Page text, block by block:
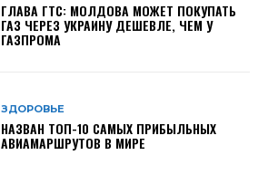
ГЛАВА ГТС: МОЛДОВА МОЖЕТ ПОКУПАТЬ
ГАЗ ЧЕРЕЗ УКРАИНУ ДЕШЕВЛЕ, ЧЕМ У
ГАЗПРОМА
ЗДОРОВЬЕ
НАЗВАН ТОП-10 САМЫХ ПРИБЫЛЬНЫХ
АВИАМАРШРУТОВ В МИРЕ